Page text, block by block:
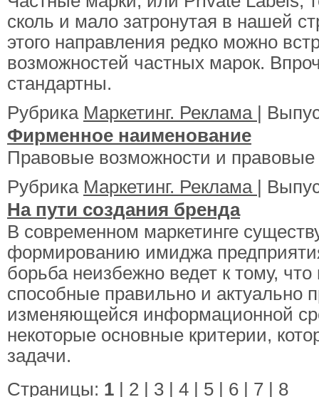
сколь и мало затронутая в нашей
этого направления редко можно
возможностей частных марок.
стандартны.
Рубрика Маркетинг. Реклама
|
Фирменное наименование
Правовые возможности и правовые
Рубрика Маркетинг. Реклама
|
На пути создания бренда
В современном маркетинге
формированию имиджа
борьба неизбежно ведет к тому,
способные правильно и актуально
изменяющейся информационной
некоторые основные критерии,
задачи.
Страницы: 1 | 2 | 3 | 4 | 5 | 6 | 7 | 8